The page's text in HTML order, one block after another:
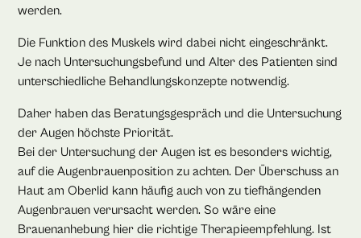
werden.
Die Funktion des Muskels wird dabei nicht eingeschränkt.
Je nach Untersuchungsbefund und Alter des Patienten sind
unterschiedliche Behandlungskonzepte notwendig.
Daher haben das Beratungsgespräch und die Untersuchung
der Augen höchste Priorität.
Bei der Untersuchung der Augen ist es besonders wichtig,
auf die Augenbrauenposition zu achten. Der Überschuss an
Haut am Oberlid kann häufig auch von zu tiefhängenden
Augenbrauen verursacht werden. So wäre eine
Brauenanhebung hier die richtige Therapieempfehlung. Ist